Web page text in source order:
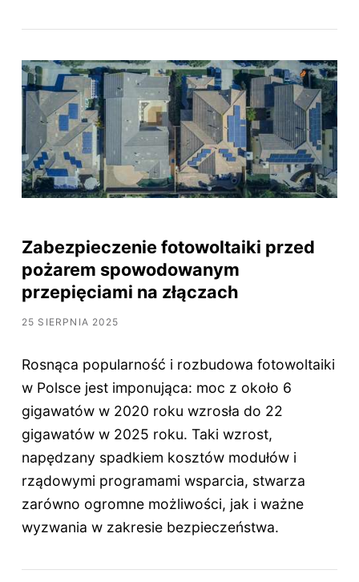
Zabezpieczenie fotowoltaiki przed
pożarem spowodowanym
przepięciami na złączach
25 SIERPNIA 2025
Rosnąca popularność i rozbudowa fotowoltaiki
w Polsce jest imponująca: moc z około 6
gigawatów w 2020 roku wzrosła do 22
gigawatów w 2025 roku. Taki wzrost,
napędzany spadkiem kosztów modułów i
rządowymi programami wsparcia, stwarza
zarówno ogromne możliwości, jak i ważne
wyzwania w zakresie bezpieczeństwa.